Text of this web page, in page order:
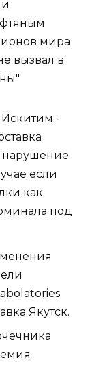
мира
вызвал в
Искитим -
нарушение
если
как
под
Якутск.